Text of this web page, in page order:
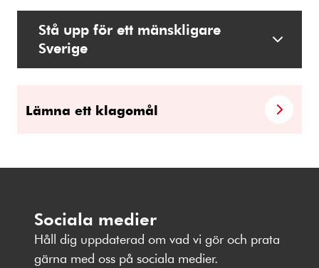
Stå upp för ett mänskligare
Sverige
Lämna ett klagomål
Sociala medier
Håll dig uppdaterad om vad vi gör och prata
gärna med oss på sociala medier.